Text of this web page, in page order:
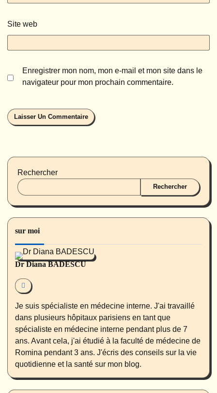
Site web
Enregistrer mon nom, mon e-mail et mon site dans le
navigateur pour mon prochain commentaire.
Rechercher
Rechercher
sur moi
Dr Diana BADESCU
Je suis spécialiste en médecine interne. J'ai travaillé
dans plusieurs hôpitaux parisiens en tant que
spécialiste en médecine interne pendant plus de 7
ans. Avant cela, j'ai étudié à la faculté de médecine de
Romina pendant 3 ans. J'écris des conseils sur la vie
quotidienne et la santé sur mon blog.